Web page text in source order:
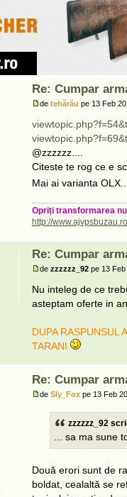
Re: Cumpar
de tehărău pe 13 Feb
@zzzzzz....
Citeste te rog ce e
Mai ai varianta OLX...
Opriți transformarea
http://
Re: Cumpar
de zzzzzz_92pe 13 Feb
Nu inteleg de ce
asteptam oferte in
DUPA RASPUNSUL
TARANI
Re: Cumpar
de Sly_Foxpe 13 Feb
zzzzzz_92
... sa ma sune
Două erori sunt de
boldat, cealaltă se